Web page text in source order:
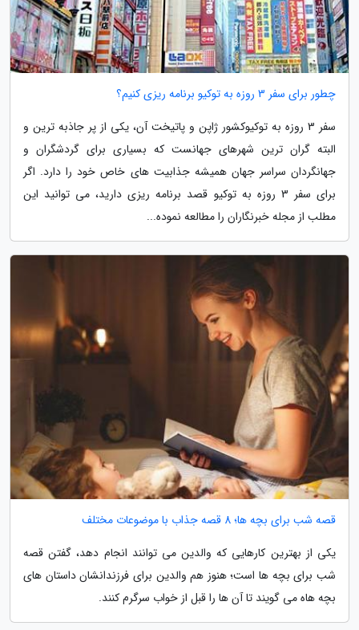
چطور برای سفر 3 روزه به توکیو برنامه ریزی کنیم؟
سفر 3 روزه به توکیوکشور ژاپن و پاتیخت آن، یکی از پر جاذبه ترین و
البته گران ترین شهرهای جهانست که بسیاری برای گردشگران و
جهانگردان سراسر جهان همیشه جذابیت های خاص خود را دارد. اگر
برای سفر 3 روزه به توکیو قصد برنامه ریزی دارید، می توانید این
مطلب از مجله خبرنگاران را مطالعه نموده...
قصه شب برای بچه ها؛ 8 قصه جذاب با موضوعات مختلف
یکی از بهترین کارهایی که والدین می توانند انجام دهد، گفتن قصه
شب برای بچه ها است؛ هنوز هم والدین برای فرزندانشان داستان های
بچه هاه می گویند تا آن ها را قبل از خواب سرگرم کنند.